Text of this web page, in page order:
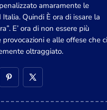
amaramente le
Quindi È ora di issare la
E’ ora di non essere più
e alle offese che ci
oltraggiato.